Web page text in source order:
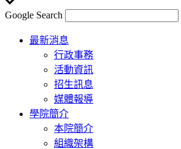
Google Search
Toggle
navigation
最新消息
行政事務
活動資訊
招生訊息
媒體報導
學院簡介
本院簡介
組織架構